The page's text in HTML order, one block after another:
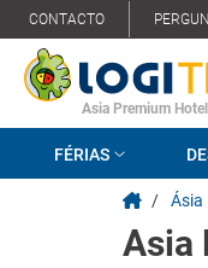
CONTACTO
Asia Premium
FÉRIAS
/ Ásia
Asia